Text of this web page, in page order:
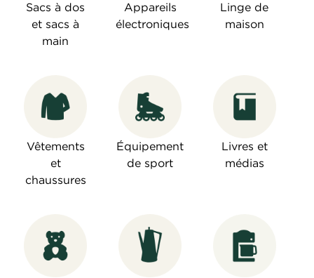
Sacs à dos
et sacs à
main
Appareils
électroniques
Linge de
maison
Vêtements
et
chaussures
Équipement
de sport
Livres et
médias